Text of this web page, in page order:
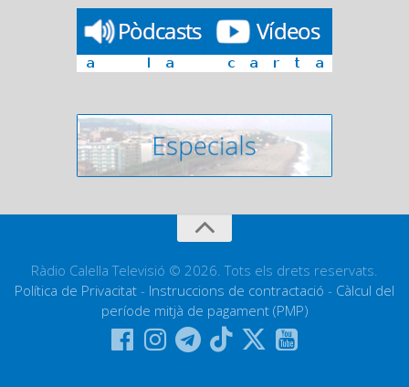
Ràdio Calella Televisió © 2026. Tots els drets reservats.
Política de Privacitat - Instruccions de contractació - Càlcul del
període mitjà de pagament (PMP)